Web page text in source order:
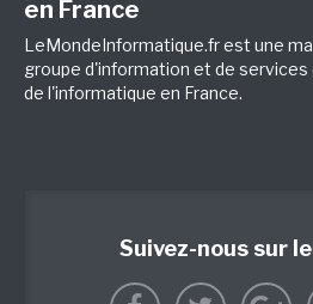
en France
LeMondeInformatique.fr est une
groupe d'information et de
de l'informatique en France.
Suivez-nous sur